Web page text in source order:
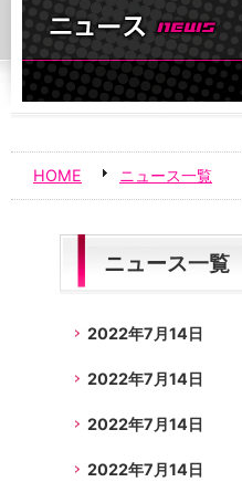
HOME ニュース一覧
ニュース一覧
2022年7月14日
2022年7月14日
2022年7月14日
2022年7月14日